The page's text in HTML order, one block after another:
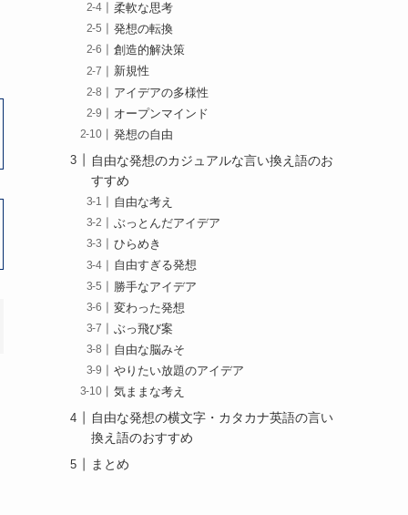
柔軟な思考
発想の転換
創造的解決策
新規性
アイデアの多様性
オープンマインド
発想の自由
自由な発想のカジュアルな言い換え語のお
すすめ
自由な考え
ぶっとんだアイデア
ひらめき
自由すぎる発想
勝手なアイデア
変わった発想
ぶっ飛び案
自由な脳みそ
やりたい放題のアイデア
気ままな考え
自由な発想の横文字・カタカナ英語の言い
換え語のおすすめ
まとめ